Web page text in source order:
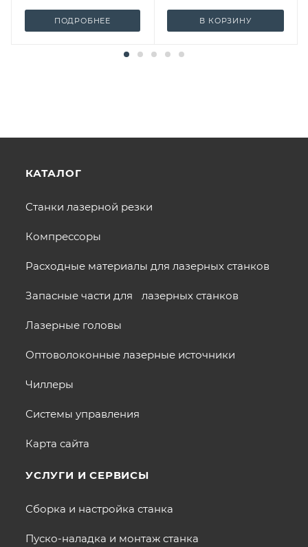
ПОДРОБНЕЕ В КОРЗИНУ
КАТАЛОГ
Станки лазерной резки
Компрессоры
Расходные материалы для лазерных станков
Запасные части для лазерных станков
Лазерные головы
Оптоволоконные лазерные источники
Чиллеры
Системы управления
Карта сайта
УСЛУГИ И СЕРВИСЫ
Сборка и настройка станка
Пуско-наладка и монтаж станка